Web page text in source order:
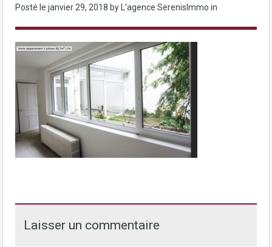
Posté le janvier 29, 2018 by L'agence SerenisImmo in
Laisser un commentaire